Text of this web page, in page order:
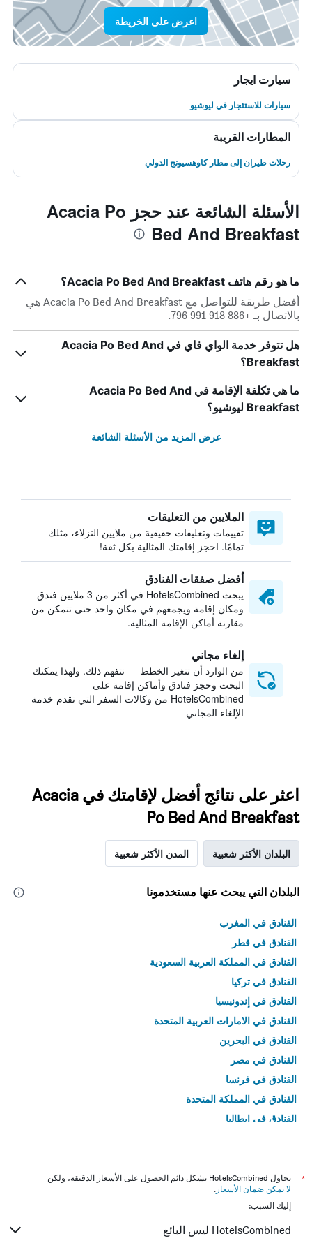
اعرض على الخريطة
سيارت ايجار
سيارات للاستئجار في ليوشيو
المطارات القريبة
رحلات طيران إلى مطار كاوهسيونج الدولي
الأسئلة الشائعة عند حجز Acacia Po
Bed And Breakfast
ما هو رقم هاتف Acacia Po Bed And Breakfast؟
أفضل طريقة للتواصل مع Acacia Po Bed And Breakfast هي
بالاتصال بـ +886 918 991 796.
هل تتوفر خدمة الواي فاي في Acacia Po Bed And
Breakfast؟
ما هي تكلفة الإقامة في Acacia Po Bed And
Breakfast ليوشيو؟
عرض المزيد من الأسئلة الشائعة
الملايين من التعليقات
تقييمات وتعليقات حقيقية من ملايين النزلاء، مثلك
تمامًا. احجز إقامتك المثالية بكل ثقة!
أفضل صفقات الفنادق
يبحث HotelsCombined في أكثر من 3 ملايين فندق
ومكان إقامة ويجمعهم في مكان واحد حتى تتمكن من
مقارنة أماكن الإقامة المثالية.
إلغاء مجاني
من الوارد أن تتغير الخطط — نتفهم ذلك. ولهذا يمكنك
البحث وحجز فنادق وأماكن إقامة على
HotelsCombined من وكالات السفر التي تقدم خدمة
الإلغاء المجاني
اعثر على نتائج أفضل لإقامتك في Acacia
Po Bed And Breakfast
البلدان الأكثر شعبية المدن الأكثر شعبية
البلدان التي يبحث عنها مستخدمونا
الفنادق في المغرب
الفنادق في قطر
الفنادق في المملكة العربية السعودية
الفنادق في تركيا
الفنادق في إندونيسيا
الفنادق في الامارات العربية المتحدة
الفنادق في البحرين
الفنادق في مصر
الفنادق في فرنسا
الفنادق في المملكة المتحدة
الفنادق في إيطاليا
*
يحاول HotelsCombined بشكل دائم الحصول على الأسعار الدقيقة، ولكن
لا يمكن ضمان الأسعار .
إليك السبب:
HotelsCombined ليس البائع